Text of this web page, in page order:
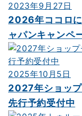
2023年9月27日
2026年ココロ
ャパンキャンペ
2025年10月5日
2027年ショッ
先行予約受付中